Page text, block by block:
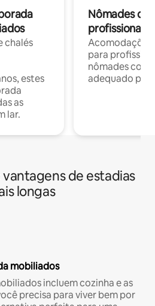
chalés
estes
as
lar.
Nômades
profissionais
para
nômades com
adequado
de estadias
longas
mobiliados
incluem cozinha e as
precisa para viver bem por